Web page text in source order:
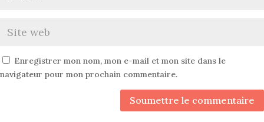
Enregistrer mon nom, mon e-mail et mon site dans le
navigateur pour mon prochain commentaire.
Soumettre le commentaire